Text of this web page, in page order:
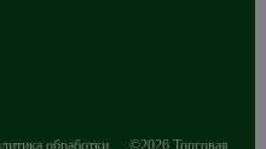
обработки ©2026 Торговая